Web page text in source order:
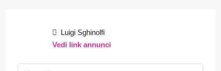
Luigi Sghinolfi
Vedi link annunci